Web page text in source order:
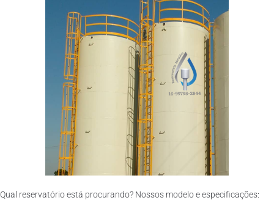
Qual reservatório está procurando? Nossos modelo e especificações: